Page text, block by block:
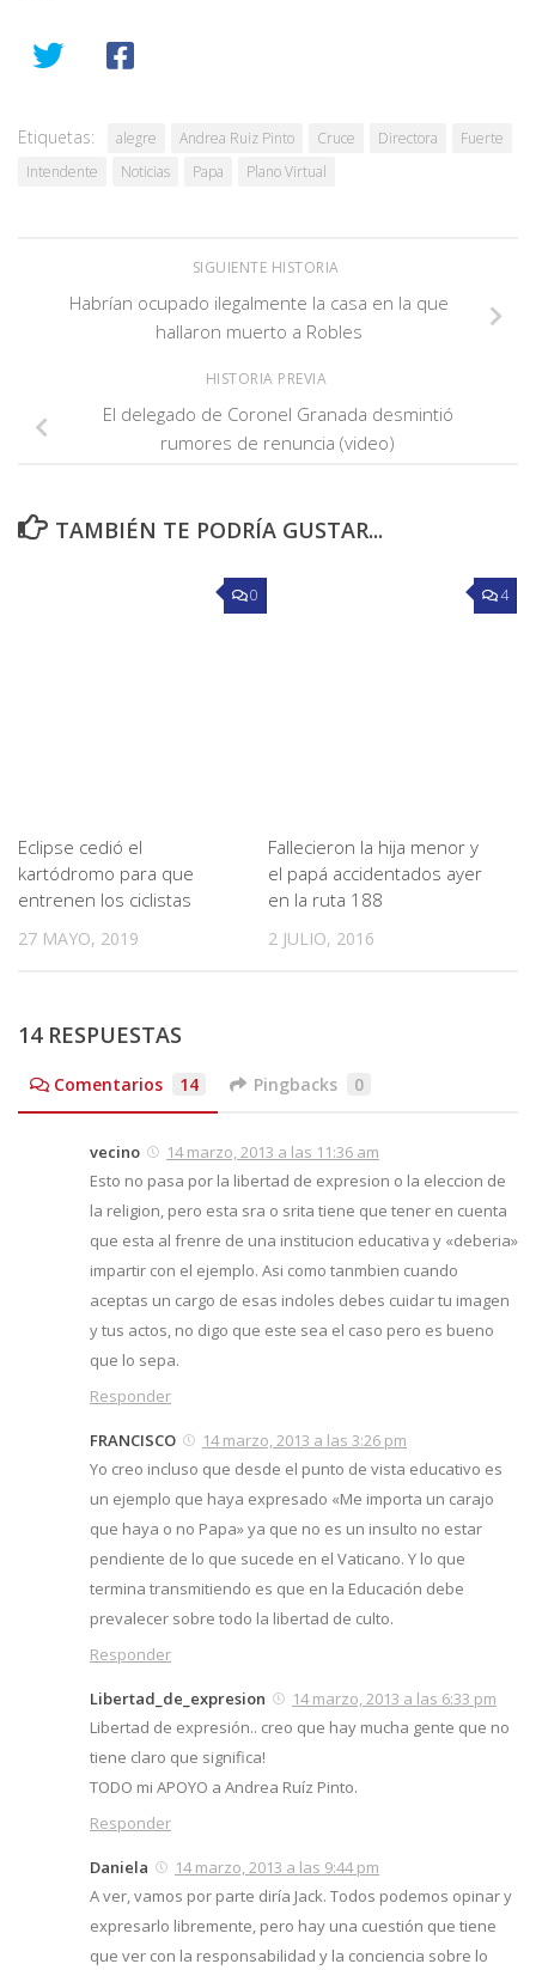
Etiquetas: alegre Andrea Ruiz Pinto Cruce Directora
Fuerte
Intendente
Noticias Papa Plano Virtual
SIGUIENTE HISTORIA
Habrían ocupado ilegalmente la casa en la que
hallaron muerto a Robles
HISTORIA PREVIA
El delegado de Coronel Granada desmintió
rumores de renuncia (video)
TAMBIÉN TE PODRÍA GUSTAR...
0
Eclipse cedió el
kartódromo para que
entrenen los ciclistas
27 MAYO, 2019
4
Fallecieron la hija menor y
el papá accidentados ayer
en la ruta 188
2 JULIO, 2016
14 RESPUESTAS
Comentarios 14 Pingbacks 0
vecino
14 marzo, 2013 a las 11:36 am
Esto no pasa por la libertad de expresion o la eleccion de
la religion, pero esta sra o srita tiene que tener en cuenta
que esta al frenre de una institucion educativa y «deberia»
impartir con el ejemplo. Asi como tanmbien cuando
aceptas un cargo de esas indoles debes cuidar tu imagen
y tus actos, no digo que este sea el caso pero es bueno
que lo sepa.
Responder
FRANCISCO
14 marzo, 2013 a las 3:26 pm
Yo creo incluso que desde el punto de vista educativo es
un ejemplo que haya expresado «Me importa un carajo
que haya o no Papa» ya que no es un insulto no estar
pendiente de lo que sucede en el Vaticano. Y lo que
termina transmitiendo es que en la Educación debe
prevalecer sobre todo la libertad de culto.
Responder
Libertad_de_expresion
14 marzo, 2013 a las 6:33 pm
Libertad de expresión.. creo que hay mucha gente que no
tiene claro que significa!
TODO mi APOYO a Andrea Ruíz Pinto.
Responder
Daniela
14 marzo, 2013 a las 9:44 pm
A ver, vamos por parte diría Jack. Todos podemos opinar y
expresarlo libremente, pero hay una cuestión que tiene
que ver con la responsabilidad y la conciencia sobre lo